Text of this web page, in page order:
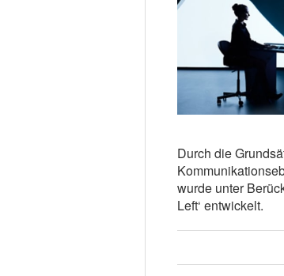
Durch die
wurde unter
Left‘ entwickelt.